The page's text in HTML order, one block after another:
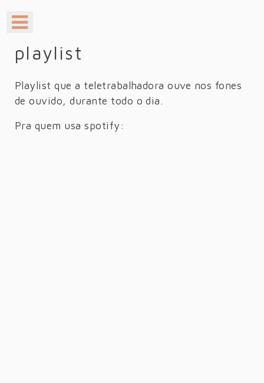
playlist
Playlist que a teletrabalhadora ouve nos fones
de ouvido, durante todo o dia.
Pra quem usa spotify: